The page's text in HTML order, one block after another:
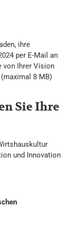
ihre
per E-Mail an
von Ihrer Vision
8 MB)
Sie Ihre
und Innovation